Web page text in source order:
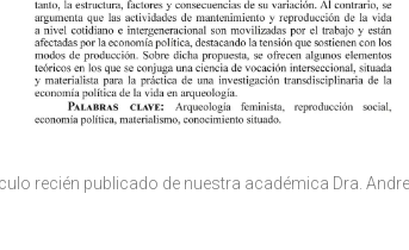
recién publicado de nuestra académica Dra.